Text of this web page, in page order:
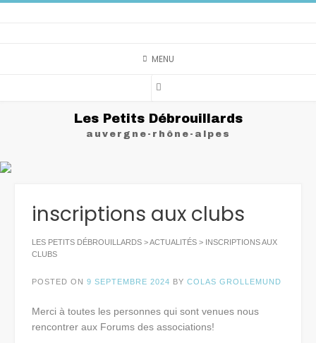
MENU
Les Petits Débrouillards
auvergne-rhône-alpes
inscriptions aux clubs
LES PETITS DÉBROUILLARDS >ACTUALITÉS > INSCRIPTIONS AUX
CLUBS
POSTED ON 9 SEPTEMBRE 2024 BY COLAS GROLLEMUND
Merci à toutes les personnes qui sont venues nous
rencontrer aux Forums des associations!